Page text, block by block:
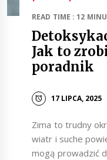
READ TIME : 12
Jak to
poradnik
17 LIPCA, 2025
Zima to trudny
wiatr i suche
mogą prowadzić